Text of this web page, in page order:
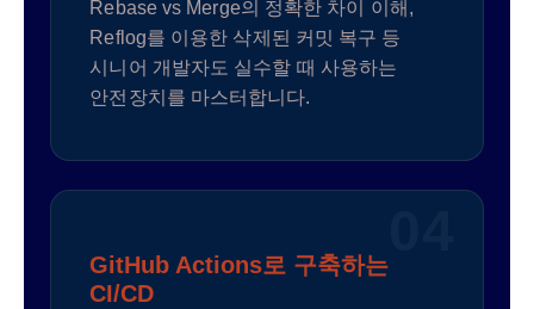
Rebase vs Merge의 정확한 차이 이해,
Reflog를 이용한 삭제된 커밋 복구 등
시니어 개발자도 실수할 때 사용하는
안전장치를 마스터합니다.
GitHub Actions로 구축하는
CI/CD